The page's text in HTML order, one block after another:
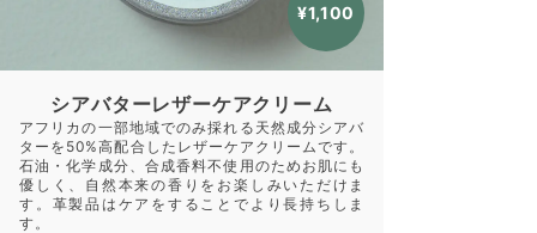
¥1,100
シアバターレザーケアクリーム
アフリカの一部地域でのみ採れる天然成分シアバ
ターを50%高配合したレザーケアクリームです。
石油・化学成分、合成香料不使用のためお肌にも
優しく、自然本来の香りをお楽しみいただけま
す。革製品はケアをすることでより長持ちしま
す。